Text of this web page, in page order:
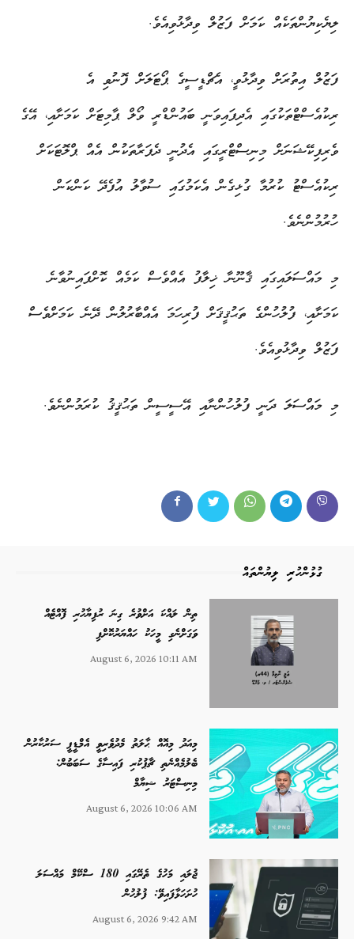
ލިޔެކިޔުންތަކެއް ކަމަށް ފަޒުލް ވިދާޅުވިއެވެ.
ފަޒުލް އިތުރަށް ވިދާޅުވީ، އެޗްޑީސީގެ ޕޯޓަލަށް ފޮނުވި އެ
ރިކުއެސްޓްތަކުގައި އެދިފައިވަނީ ބައުންޑްރީ ވޯލް ޕާމިޓަށް ކަމަށާއި، އޭގެ
ވެރިފިކޭޝަނަށް މިނިސްޓްރީގައި އެދުނީ ދެފަރާތަކުން އެއް ޕްލޮޓަކަށް
ރިކުއެސްޓު ކުރުމާ ގުޅިގެން އެކަމުގައި ސުވާލު އުފެދޭ ކަންކަން
ހުރުމުންނެވެ.
މި މައްސަލައިގައި ޤާނޫނާ ޚިލާފު އެއްވެސް ކަމެއް ކޮށްފައިނުވާނެ
ކަމަށާއި، ފުލުހުންގެ ތަޙުޤީޤަށް ފުރިހަމަ އެއްބާރުލުން ދޭނެ ކަމަށްވެސް
ފަޒުލް ވިދާޅުވިއެވެ.
މި މައްސަލަ ދަނީ ފުލުހުންނާއި އޭސީސީން ތަޙުޤީޤު ކުރަމުންނެވެ.
ގުޅުންހުރި ލިޔުންތައް
ތިން ލައްކަ އަށްވުރެ ގިނަ ރުފިޔާހުރި ފޮއްޓެއް
ވަގަށްނެގި މީހަކު ހައްޔަރުކޮށްފި
August 6, 2026 10:11 AM
މިއަދު މިއޮއް ޙާލަތު މެދުވެރިވީ އެމްޑީޕީ ސަރުކާރުން
ބެލުމެއްނެތި ޗާޕުކުރި ފައިސާގެ ސަބަބުން:
މިނިސްޓަރު ޝިޔާމް
August 6, 2026 10:06 AM
ޖުލައި މަހުގެ ތެރޭގައި 180 ސްކޭމް މައްސަލަ
ހުށަހަޅާފައިވޭ: ފުލުހުން
August 6, 2026 9:42 AM